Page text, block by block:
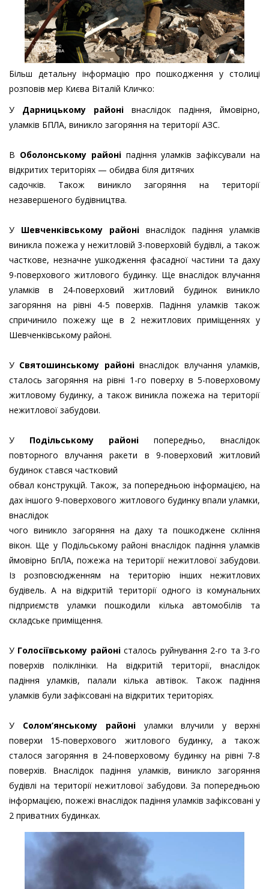
Більш детальну інформацію про пошкодження у столиці
розповів мер Києва Віталій Кличко:
У Дарницькому районі внаслідок падіння, ймовірно,
уламків БПЛА, виникло загоряння на території АЗС.
В Оболонському районіпадіння уламків зафіксували на
відкритих територіях — обидва біля дитячих
садочків. Також виникло загоряння на території
незавершеного будівництва.
У Шевченківському районі внаслідок падіння уламків
виникла пожежа у нежитловій 3-поверховій будівлі, а також
часткове, незначне ушкодження фасадної частини та даху
9-поверхового житлового будинку. Ще внаслідок влучання
уламків в 24-поверховий житловий будинок виникло
загоряння на рівні 4-5 поверхів. Падіння уламків також
спричинило пожежу ще в 2 нежитлових приміщеннях у
Шевченківському районі.
У Святошинському районівнаслідок влучання уламків,
сталось загоряння на рівні 1-го поверху в 5-поверховому
житловому будинку, а також виникла пожежа на території
нежитлової забудови.
У Подільському районі попередньо, внаслідок
повторного влучання ракети в 9-поверховий житловий
будинок стався частковий
обвал конструкцій. Також, за попередньою інформацією, на
дах іншого 9-поверхового житлового будинку впали уламки,
внаслідок
чого виникло загоряння на даху та пошкоджене скління
вікон. Ще у Подільському районі внаслідок падіння уламків
ймовірно БпЛА, пожежа на території нежитлової забудови.
Із розповсюдженням на територію інших нежитлових
будівель. А на відкритій території одного із комунальних
підприємств уламки пошкодили кілька автомобілів та
складське приміщення.
У Голосіївському районісталось руйнування 2-го та 3-го
поверхів поліклініки. На відкритій території, внаслідок
падіння уламків, палали кілька автівок. Також падіння
уламків були зафіксовані на відкритих територіях.
У Солом’янському районіуламки влучили у верхні
поверхи 15-поверхового житлового будинку, а також
сталося загоряння в 24-поверховому будинку на рівні 7-8
поверхів. Внаслідок падіння уламків, виникло загоряння
будівлі на території нежитлової забудови. За попередньою
інформацією, пожежі внаслідок падіння уламків зафіксовані у
2 приватних будинках.